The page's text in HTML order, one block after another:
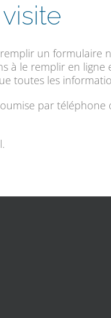
un formulaire
à le remplir en
toutes les
par